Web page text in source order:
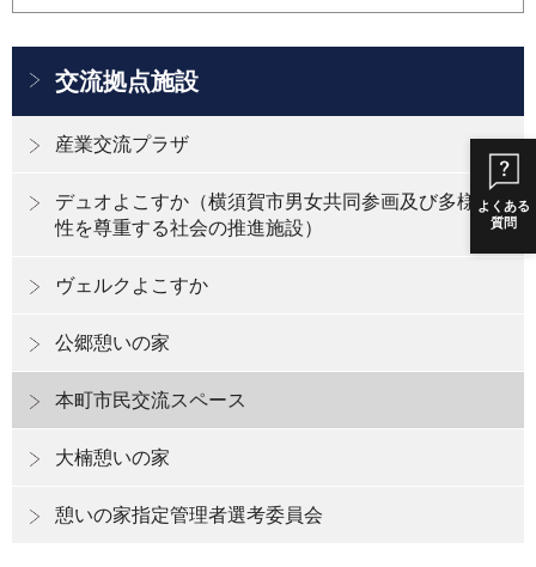
よくある
質問
交流拠点施設
産業交流プラザ
デュオよこすか（横須賀市男女共同参画及び多様な
性を尊重する社会の推進施設）
ヴェルクよこすか
公郷憩いの家
本町市民交流スペース
大楠憩いの家
憩いの家指定管理者選考委員会